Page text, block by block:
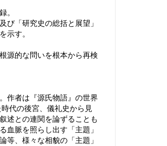
。
び「研究史の総括と展望」
示す。
源的な問いを根本から再検
作者は『源氏物語』の世界
代の後宮、儀礼史から見
述との連関を論ずることも
血脈を照らし出す「主題」
等、様々な相貌の「主題」